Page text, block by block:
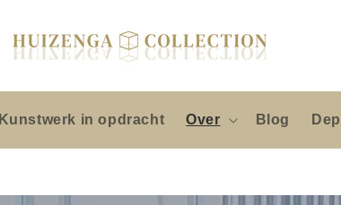
Kunstwerk in opdracht Over Blog